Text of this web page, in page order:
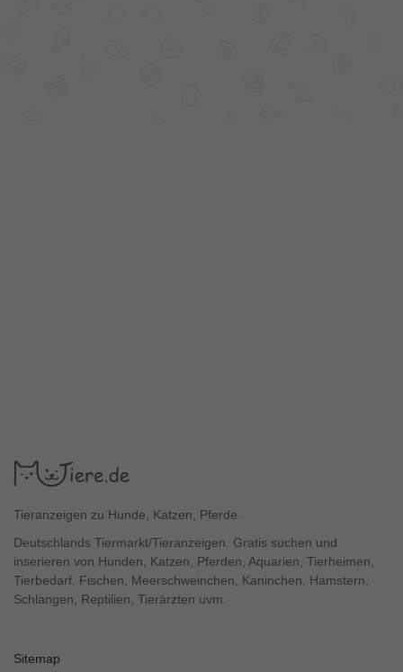
Tieranzeigen zu Hunde, Katzen, Pferde.
Deutschlands Tiermarkt/Tieranzeigen. Gratis suchen und
inserieren von Hunden, Katzen, Pferden, Aquarien, Tierheimen,
Tierbedarf, Fischen, Meerschweinchen, Kaninchen, Hamstern,
Schlangen, Reptilien, Tierärzten uvm.
Sitemap